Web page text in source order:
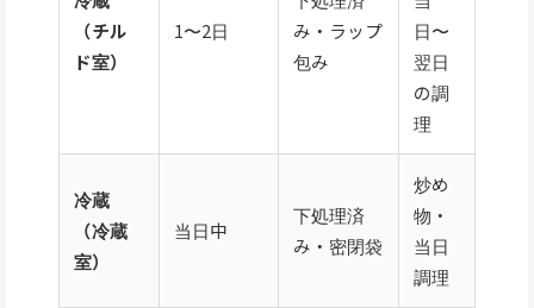
（チル
ド室）
1〜2日
み・ラップ
包み
日〜
翌日
の調
理
冷蔵
（冷蔵
室）
当日中
下処理済
み・密閉袋
炒め
物・
当日
調理